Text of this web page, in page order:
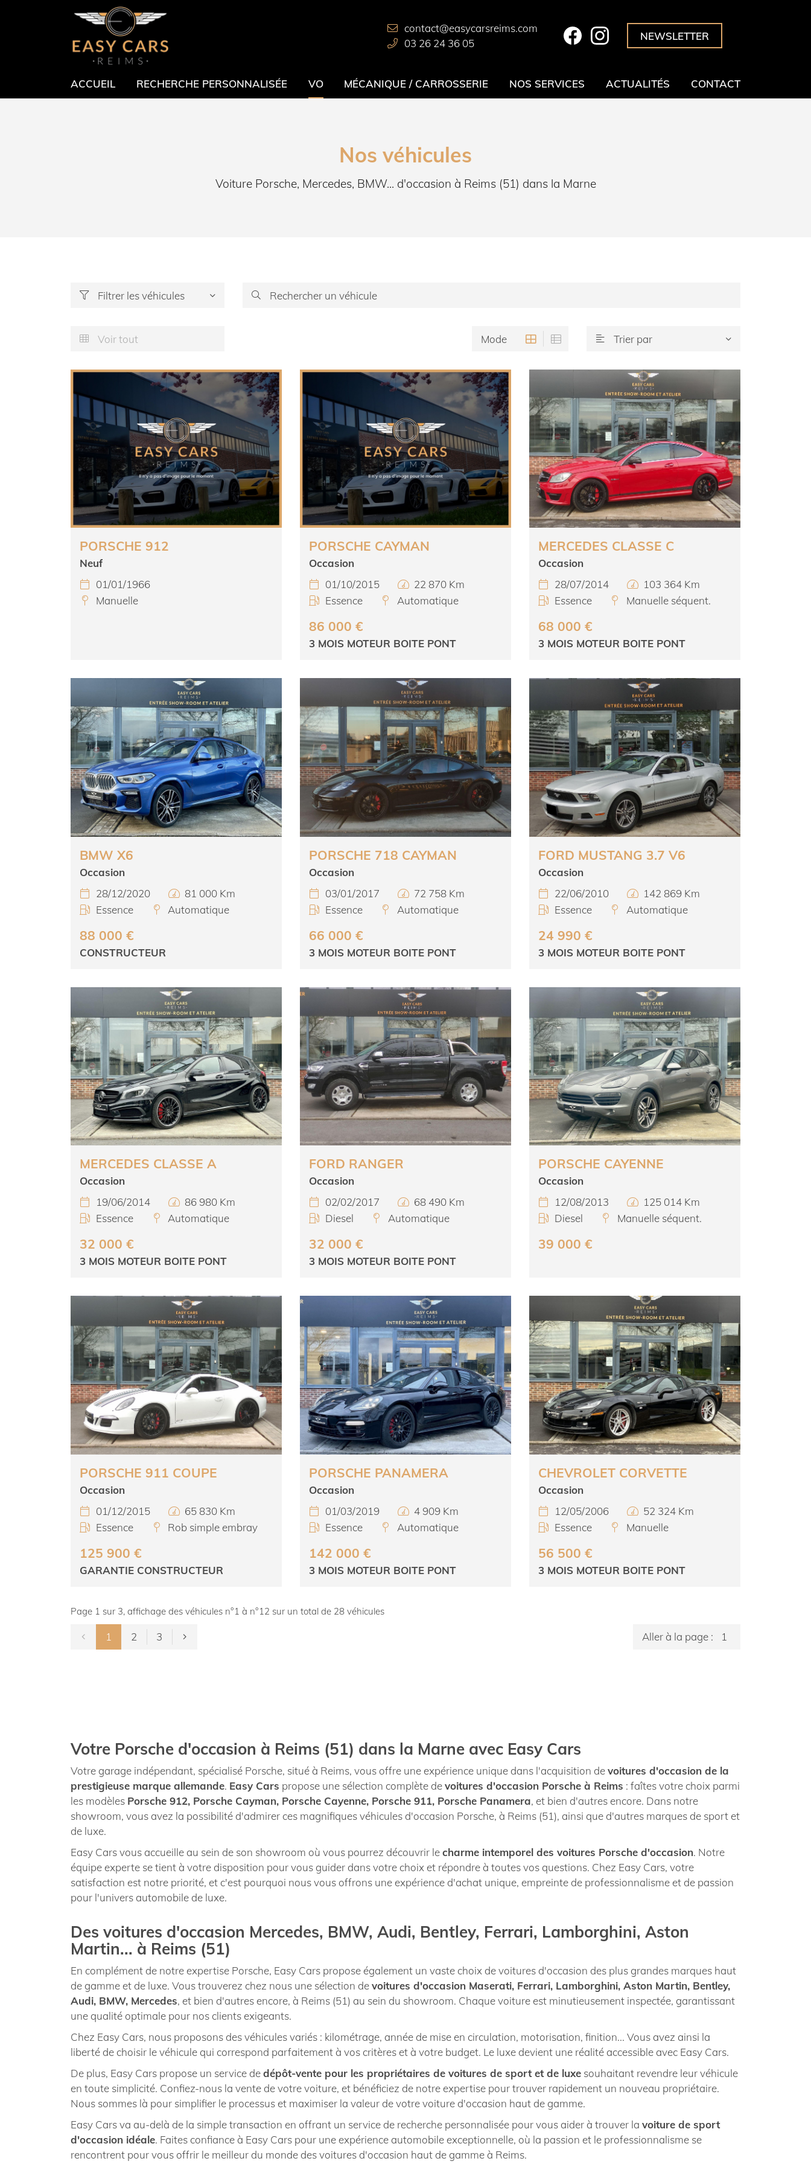
03 26 24 36 05
NEWSLETTER
ACCUEIL RECHERCHE PERSONNALISÉE VO MÉCANIQUE / CARROSSERIE NOS SERVICES ACTUALITÉS CONTACT
51100 Reims
Nos véhicules
Voiture Porsche, Mercedes, BMW... d'occasion à Reims (51) dans la Marne
 Filtrer les véhicules
Choisir un carburant Choisir une boite de vitesse







 Voir tout Mode    Trier par
PORSCHE 912
Neuf
 01/01/1966
 Manuelle
PORSCHE CAYMAN
Occasion
 01/10/2015  22 870 Km
 Essence  Automatique
86 000 €
3 MOIS MOTEUR BOITE PONT
MERCEDES CLASSE C
Occasion
 28/07/2014  103 364 Km
 Essence  Manuelle séquent.
68 000 €
3 MOIS MOTEUR BOITE PONT
BMW X6
Occasion
 28/12/2020  81 000 Km
 Essence  Automatique
88 000 €
CONSTRUCTEUR
PORSCHE 718 CAYMAN
Occasion
 03/01/2017  72 758 Km
 Essence  Automatique
66 000 €
3 MOIS MOTEUR BOITE PONT
FORD MUSTANG 3.7 V6
Occasion
 22/06/2010  142 869 Km
 Essence  Automatique
24 990 €
3 MOIS MOTEUR BOITE PONT
MERCEDES CLASSE A
Occasion
 19/06/2014  86 980 Km
 Essence  Automatique
32 000 €
3 MOIS MOTEUR BOITE PONT
FORD RANGER
Occasion
 02/02/2017  68 490 Km
 Diesel  Automatique
32 000 €
3 MOIS MOTEUR BOITE PONT
PORSCHE CAYENNE
Occasion
 12/08/2013  125 014 Km
 Diesel  Manuelle séquent.
39 000 €
PORSCHE 911 COUPE
Occasion
 01/12/2015  65 830 Km
 Essence  Rob simple embray
125 900 €
GARANTIE CONSTRUCTEUR
PORSCHE PANAMERA
Occasion
 01/03/2019  4 909 Km
 Essence  Automatique
142 000 €
3 MOIS MOTEUR BOITE PONT
CHEVROLET CORVETTE
Occasion
 12/05/2006  52 324 Km
 Essence  Manuelle
56 500 €
3 MOIS MOTEUR BOITE PONT
Page 1 sur 3, affichage des véhicules n°1 à n°12 sur un total de 28 véhicules
1 2 3 Aller à la page :
Votre Porsche d'occasion à Reims (51) dans la Marne avec Easy Cars
Votre garage indépendant, spécialisé Porsche, situé à Reims, vous offre une expérience unique dans l'acquisition devoitures d'occasion de la
prestigieuse marque allemande. Easy Cars propose une sélection complète devoitures d'occasion Porsche à Reims : faîtes votre choix parmi
les modèles Porsche 912, Porsche Cayman, Porsche Cayenne, Porsche 911, Porsche Panamera, et bien d'autres encore. Dans notre
showroom, vous avez la possibilité d'admirer ces magnifiques véhicules d'occasion Porsche, à Reims (51), ainsi que d'autres marques de sport et
de luxe.
Easy Cars vous accueille au sein de son showroom où vous pourrez découvrir lecharme intemporel des voitures Porsche d'occasion. Notre
équipe experte se tient à votre disposition pour vous guider dans votre choix et répondre à toutes vos questions. Chez Easy Cars, votre
satisfaction est notre priorité, et c'est pourquoi nous vous offrons une expérience d'achat unique, empreinte de professionnalisme et de passion
pour l'univers automobile de luxe.
Des voitures d'occasion Mercedes, BMW, Audi, Bentley, Ferrari, Lamborghini, Aston
Martin... à Reims (51)
En complément de notre expertise Porsche, Easy Cars propose également un vaste choix de voitures d'occasion des plus grandes marques haut
de gamme et de luxe. Vous trouverez chez nous une sélection devoitures d'occasion Maserati, Ferrari, Lamborghini, Aston Martin, Bentley,
Audi, BMW, Mercedes, et bien d'autres encore, à Reims (51) au sein du showroom. Chaque voiture est minutieusement inspectée, garantissant
une qualité optimale pour nos clients exigeants.
Chez Easy Cars, nous proposons des véhicules variés : kilométrage, année de mise en circulation, motorisation, finition... Vous avez ainsi la
liberté de choisir le véhicule qui correspond parfaitement à vos critères et à votre budget. Le luxe devient une réalité accessible avec Easy Cars.
De plus, Easy Cars propose un service dedépôt-vente pour les propriétaires de voitures de sport et de luxe souhaitant revendre leur véhicule
en toute simplicité. Confiez-nous la vente de votre voiture, et bénéficiez de notre expertise pour trouver rapidement un nouveau propriétaire.
Nous sommes là pour simplifier le processus et maximiser la valeur de votre voiture d'occasion haut de gamme.
Easy Cars va au-delà de la simple transaction en offrant un service de recherche personnalisée pour vous aider à trouver la voiture de sport
d'occasion idéale. Faites confiance à Easy Cars pour une expérience automobile exceptionnelle, où la passion et le professionnalisme se
rencontrent pour vous offrir le meilleur du monde des voitures d'occasion haut de gamme à Reims.